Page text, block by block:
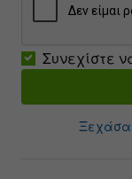
Συνεχίστε